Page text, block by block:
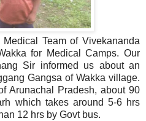
Team of Vivekananda
for Medical Camps. Our
Sir informed us about an
Gangsa of Wakka village.
Arunachal Pradesh, about 90
which takes around 5-6 hrs
12 hrs by Govt bus.